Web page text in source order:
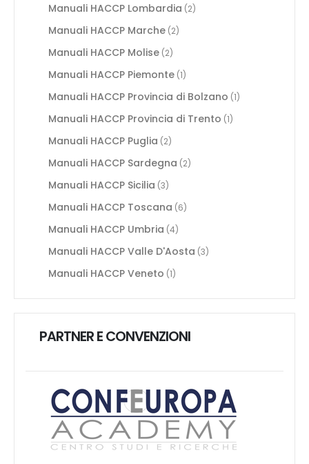
Manuali HACCP Lombardia (2)
Manuali HACCP Marche (2)
Manuali HACCP Molise (2)
Manuali HACCP Piemonte (1)
Manuali HACCP Provincia di Bolzano (1)
Manuali HACCP Provincia di Trento (1)
Manuali HACCP Puglia (2)
Manuali HACCP Sardegna (2)
Manuali HACCP Sicilia (3)
Manuali HACCP Toscana (6)
Manuali HACCP Umbria (4)
Manuali HACCP Valle D'Aosta (3)
Manuali HACCP Veneto (1)
PARTNER E CONVENZIONI